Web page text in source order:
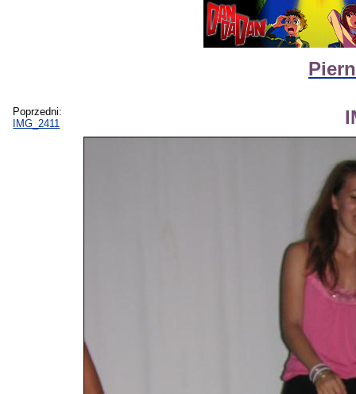
Poprzedni:
IMG_2411